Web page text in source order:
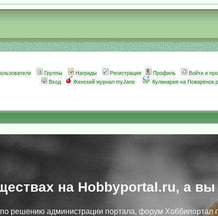
Группы Награды Регистрация Профиль
Войти и
Вход
Женский журнал myJane Кулинария на
на Hobbyportal.ru, а
решению администрации портала, форум